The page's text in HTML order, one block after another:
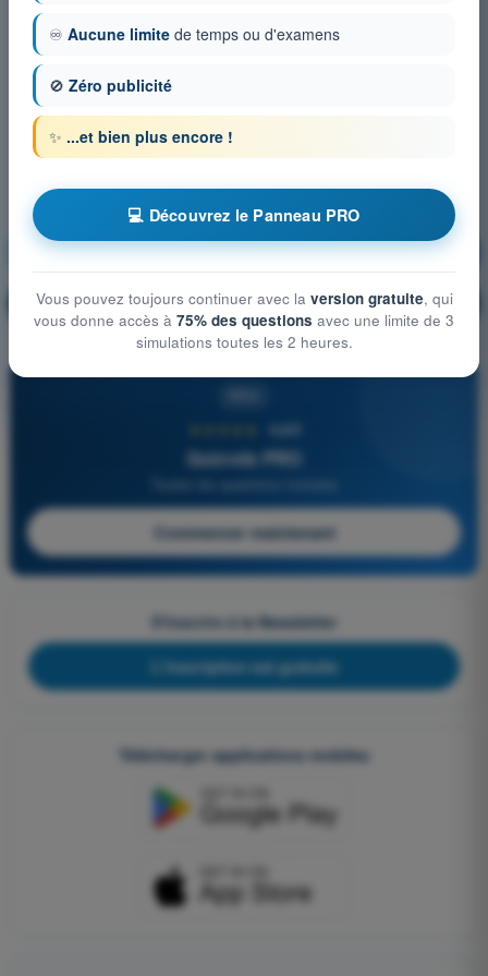
Météorologie S'entraîner !
🔒 PRO Explication de la question
4,6/5
Quizvds PRO
Commencer maintenant
S'inscrire à la Newsletter
L'inscription est gratuite
Télécharger applications mobiles
♾️ Aucune limite de temps ou d'examens
🚫 Zéro publicité
✨ ...et bien plus encore !
💻 Découvrez le Panneau PRO
Vous pouvez toujours continuer avec la version gratuite, qui
vous donne accès à 75% des questions avec une limite de 3
simulations toutes les 2 heures.